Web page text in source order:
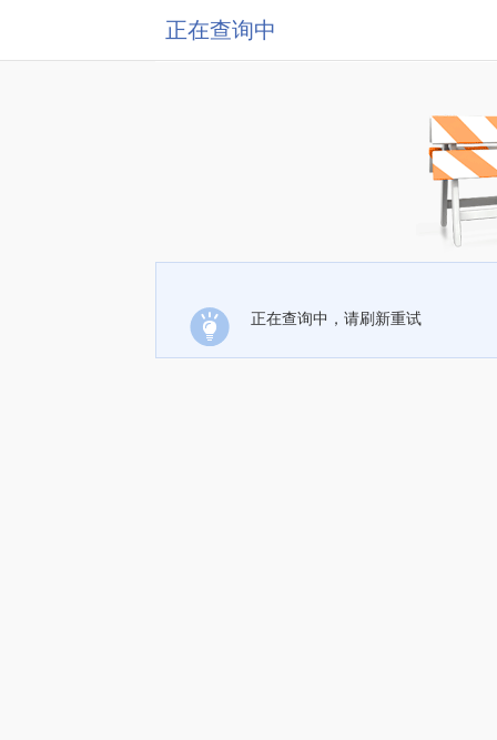
正在查询中
正在查询中，请刷新重试